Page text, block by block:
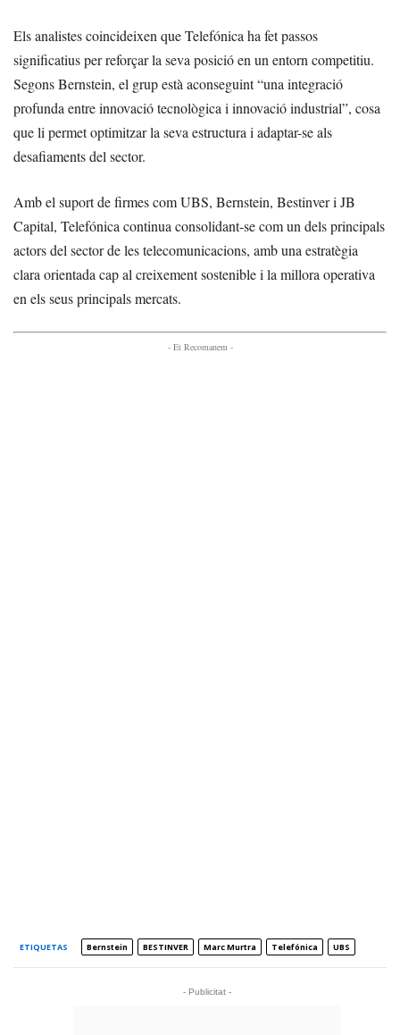
Els analistes coincideixen que Telefónica ha fet passos
significatius per reforçar la seva posició en un entorn competitiu.
Segons Bernstein, el grup està aconseguint “una integració
profunda entre innovació tecnològica i innovació industrial”, cosa
que li permet optimitzar la seva estructura i adaptar-se als
desafiaments del sector.
Amb el suport de firmes com UBS, Bernstein, Bestinver i JB
Capital, Telefónica continua consolidant-se com un dels principals
actors del sector de les telecomunicacions, amb una estratègia
clara orientada cap al creixement sostenible i la millora operativa
en els seus principals mercats.
- Et Recomanem -
ETIQUETAS Bernstein BESTINVER Marc Murtra Telefónica UBS
- Publicitat -